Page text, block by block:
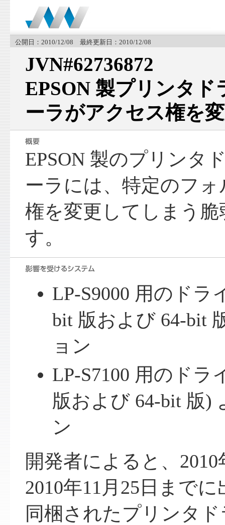
公開日：2010/12/08 最終更新日：2010/12/08
JVN#62736872
EPSON 製プリンタ
ーラがアクセス権を
EPSON 製のプリンタ
ーラには、特定のフ
権を変更してしまう
す。
LP-S9000 用のドラ
bit 版および 64-bit
ョン
LP-S7100 用のドラ
版および 64-bit 版)
ン
開発者によると、
2010年11月25日まで
同梱されたプリンタ